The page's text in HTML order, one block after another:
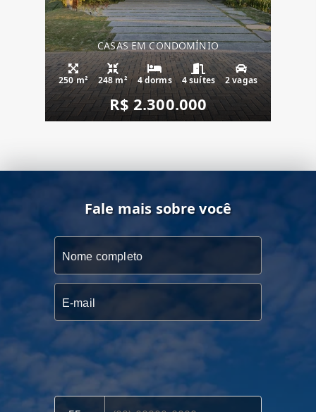
CASAS EM CONDOMÍNIO
250 m² 248 m² 4 dorms 4 suítes 2 vagas
R$ 2.300.000
Fale mais sobre você